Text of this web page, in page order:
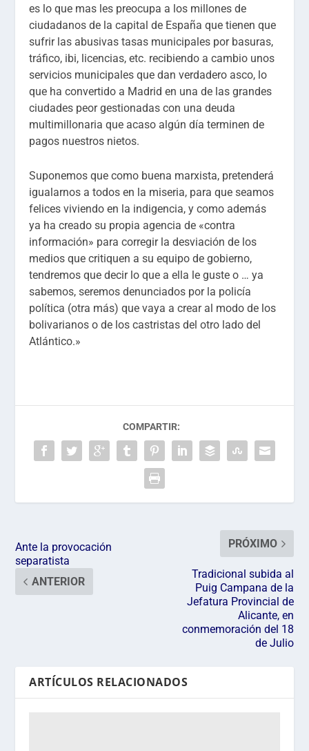
es lo que mas les preocupa a los millones de
ciudadanos de la capital de España que tienen que
sufrir las abusivas tasas municipales por basuras,
tráfico, ibi, licencias, etc. recibiendo a cambio unos
servicios municipales que dan verdadero asco, lo
que ha convertido a Madrid en una de las grandes
ciudades peor gestionadas con una deuda
multimillonaria que acaso algún día terminen de
pagos nuestros nietos.
Suponemos que como buena marxista, pretenderá
igualarnos a todos en la miseria, para que seamos
felices viviendo en la indigencia, y como además
ya ha creado su propia agencia de «contra
información» para corregir la desviación de los
medios que critiquen a su equipo de gobierno,
tendremos que decir lo que a ella le guste o … ya
sabemos, seremos denunciados por la policía
política (otra más) que vaya a crear al modo de los
bolivarianos o de los castristas del otro lado del
Atlántico.»
COMPARTIR:
Ante la provocación
separatista
ANTERIOR
PRÓXIMO
Tradicional subida al
Puig Campana de la
Jefatura Provincial de
Alicante, en
conmemoración del 18
de Julio
ARTÍCULOS RELACIONADOS